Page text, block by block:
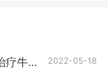
疗牛皮
2022-05-18